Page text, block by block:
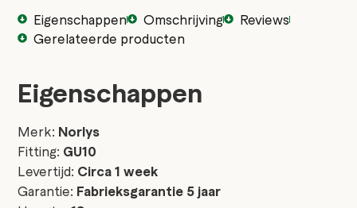
Eigenschappen Omschrijving
Reviews
Gerelateerde producten
Eigenschappen
Merk: Norlys
Fitting: GU10
Levertijd: Circa 1 week
Garantie: Fabrieksgarantie 5 jaar